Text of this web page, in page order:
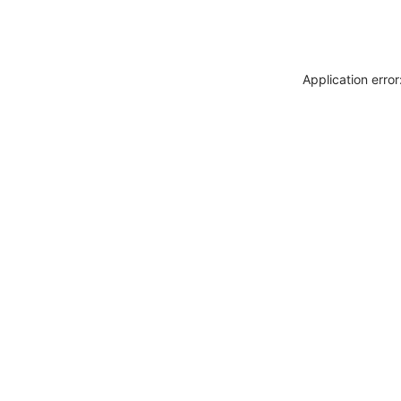
Application